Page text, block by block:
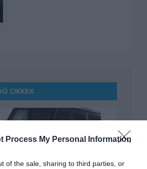
Process My Personal Information
of the sale, sharing to third parties, or
CIKKEK